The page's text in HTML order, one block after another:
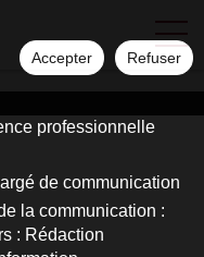
Accepter Refuser
professionnelle
de communication
la communication :
: Rédaction